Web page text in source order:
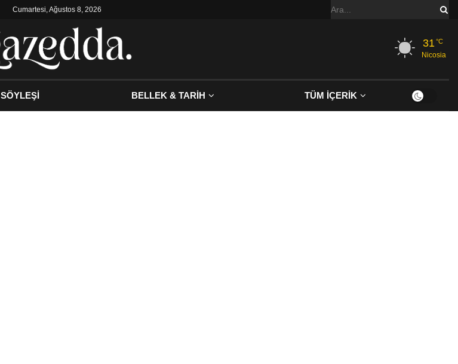
Cumartesi, Ağustos 8, 2026
31 °C
Nicosia
SÖYLEŞİ BELLEK & TARİH TÜM İÇERİK